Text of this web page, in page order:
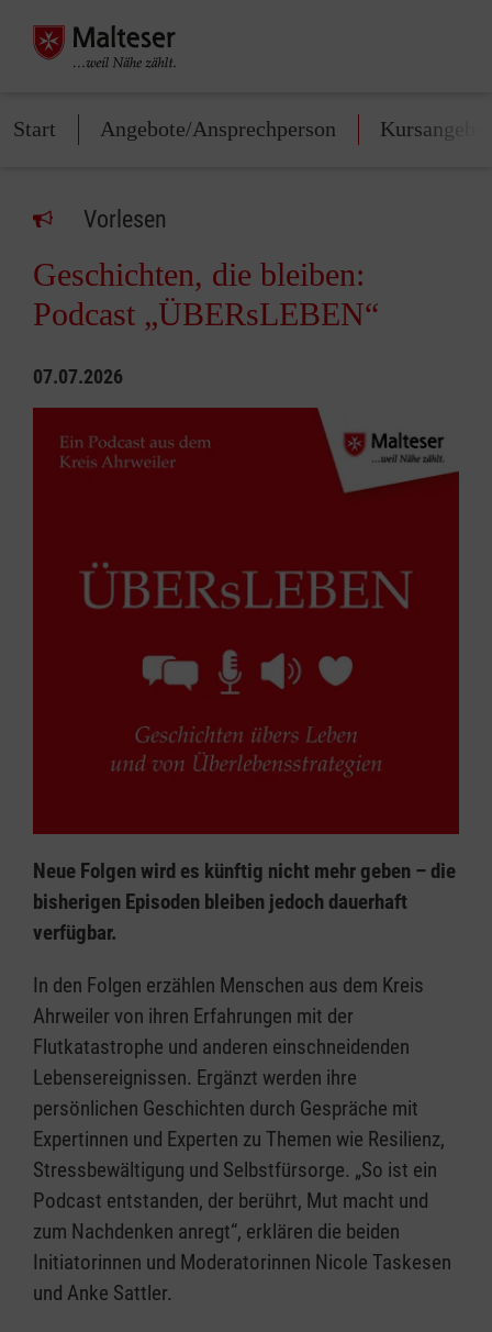
Start Angebote/Ansprechperson Kursangebot
Vorlesen
Geschichten, die bleiben:
Podcast „ÜBERsLEBEN“
07.07.2026
Neue Folgen wird es künftig nicht mehr geben – die
bisherigen Episoden bleiben jedoch dauerhaft
verfügbar.
In den Folgen erzählen Menschen aus dem Kreis
Ahrweiler von ihren Erfahrungen mit der
Flutkatastrophe und anderen einschneidenden
Lebensereignissen. Ergänzt werden ihre
persönlichen Geschichten durch Gespräche mit
Expertinnen und Experten zu Themen wie Resilienz,
Stressbewältigung und Selbstfürsorge. „So ist ein
Podcast entstanden, der berührt, Mut macht und
zum Nachdenken anregt“, erklären die beiden
Initiatorinnen und Moderatorinnen Nicole Taskesen
und Anke Sattler.